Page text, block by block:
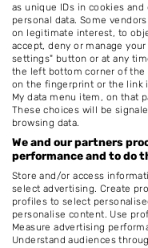
as unique IDs in cookies
personal data. Some
on legitimate interest, to
accept, deny or manage
settings" button or at any
the left bottom corner of the
on the fingerprint or the link
My data menu item, on that
These choices will be
browsing data.
We and our partners
performance and to do
Store and/or access
select advertising. Create
profiles to select
personalise content. Use
Measure advertising
Understand audiences